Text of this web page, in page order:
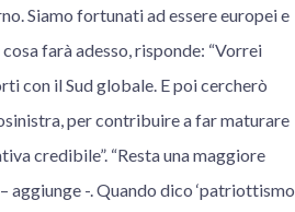
Siamo fortunati ad essere europei e
farà adesso, risponde: “Vorrei
con il Sud globale. E poi cercherò
per contribuire a far maturare
credibile”. “Resta una maggiore
aggiunge -. Quando dico ‘patriottismo